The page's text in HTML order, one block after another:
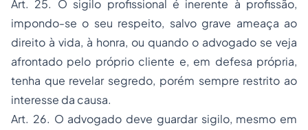
Art. 25. O sigilo profissional é inerente à profissão,
impondo-se o seu respeito, salvo grave ameaça ao
direito à vida, à honra, ou quando o advogado se veja
afrontado pelo próprio cliente e, em defesa própria,
tenha que revelar segredo, porém sempre restrito ao
interesse da causa.
Art. 26. O advogado deve guardar sigilo, mesmo em